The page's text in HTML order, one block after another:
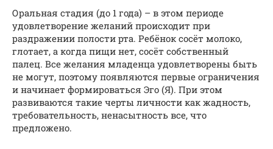
Оральная стадия (до 1 года) – в этом периоде
удовлетворение желаний происходит при
раздражении полости рта. Ребёнок сосёт молоко,
глотает, а когда пищи нет, сосёт собственный
палец. Все желания младенца удовлетворены быть
не могут, поэтому появляются первые ограничения
и начинает формироваться Эго (Я). При этом
развиваются такие черты личности как жадность,
требовательность, ненасытность все, что
предложено.